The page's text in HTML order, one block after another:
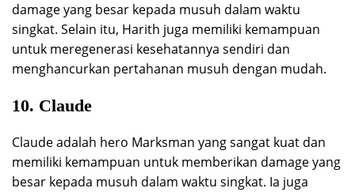
damage yang besar kepada musuh dalam waktu
singkat. Selain itu, Harith juga memiliki kemampuan
untuk meregenerasi kesehatannya sendiri dan
menghancurkan pertahanan musuh dengan mudah.
10. Claude
Claude adalah hero Marksman yang sangat kuat dan
memiliki kemampuan untuk memberikan damage yang
besar kepada musuh dalam waktu singkat. Ia juga